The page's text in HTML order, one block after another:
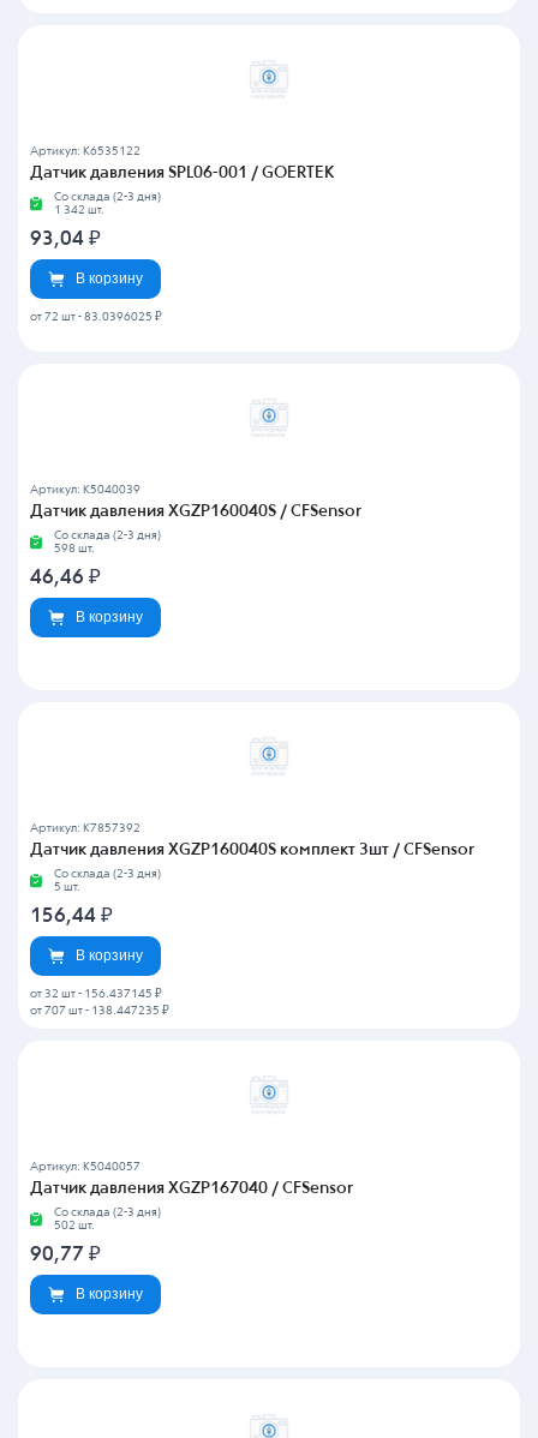
Артикул: K6535122
Датчик давления SPL06-001 / GOERTEK
Со склада (2-3 дня)
1 342 шт.
93,04 ₽
В корзину
от 72 шт - 83.0396025 ₽
Артикул: K5040039
Датчик давления XGZP160040S / CFSensor
Со склада (2-3 дня)
598 шт.
46,46 ₽
В корзину
Артикул: K7857392
Датчик давления XGZP160040S комплект 3шт / CFSensor
Со склада (2-3 дня)
5 шт.
156,44 ₽
В корзину
от 32 шт - 156.437145 ₽
от 707 шт - 138.447235 ₽
Артикул: K5040057
Датчик давления XGZP167040 / CFSensor
Со склада (2-3 дня)
502 шт.
90,77 ₽
В корзину